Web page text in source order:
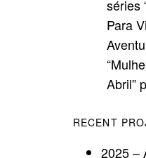
séries
Para
Abril”
RECENT
2025 –